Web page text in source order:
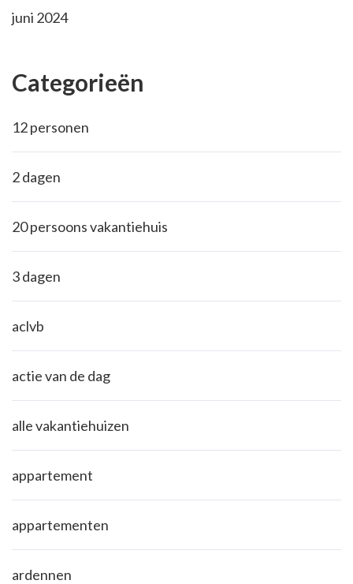
juni 2024
Categorieën
12 personen
2 dagen
20 persoons vakantiehuis
3 dagen
aclvb
actie van de dag
alle vakantiehuizen
appartement
appartementen
ardennen